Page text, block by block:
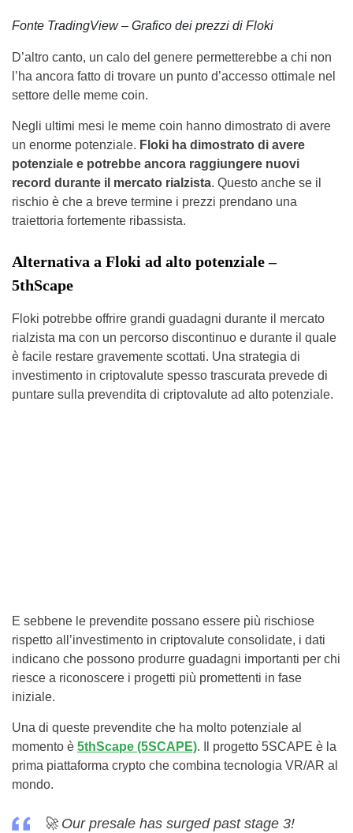
Fonte TradingView – Grafico dei prezzi di Floki
D’altro canto, un calo del genere permetterebbe a chi non
l’ha ancora fatto di trovare un punto d’accesso ottimale nel
settore delle meme coin.
Negli ultimi mesi le meme coin hanno dimostrato di avere
un enorme potenziale. Floki ha dimostrato di avere
potenziale e potrebbe ancora raggiungere nuovi
record durante il mercato rialzista. Questo anche se il
rischio è che a breve termine i prezzi prendano una
traiettoria fortemente ribassista.
Alternativa a Floki ad alto potenziale –
5thScape
Floki potrebbe offrire grandi guadagni durante il mercato
rialzista ma con un percorso discontinuo e durante il quale
è facile restare gravemente scottati. Una strategia di
investimento in criptovalute spesso trascurata prevede di
puntare sulla prevendita di criptovalute ad alto potenziale.
E sebbene le prevendite possano essere più rischiose
rispetto all’investimento in criptovalute consolidate, i dati
indicano che possono produrre guadagni importanti per chi
riesce a riconoscere i progetti più promettenti in fase
iniziale.
Una di queste prevendite che ha molto potenziale al
momento è 5thScape (5SCAPE). Il progetto 5SCAPE è la
prima piattaforma crypto che combina tecnologia VR/AR al
mondo.
🚀 Our presale has surged past stage 3!